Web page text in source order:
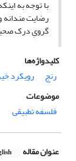
با توجه به
رضایت مندانه
گرویِ درک
کلیدواژه‌ها
رنج
رویکرد
موضوعات
فلسفه تطبیقی
عنوان مقاله